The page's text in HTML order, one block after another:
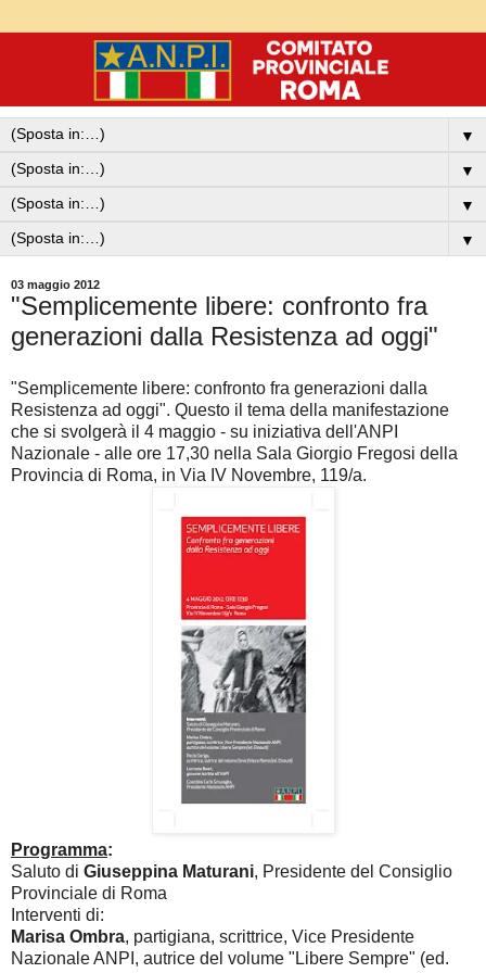
▼
▼
▼
▼
03 maggio 2012
"Semplicemente libere: confronto fra
generazioni dalla Resistenza ad oggi"
"Semplicemente libere: confronto fra generazioni dalla
Resistenza ad oggi". Questo il tema della manifestazione
che si svolgerà il 4 maggio - su iniziativa dell'ANPI
Nazionale - alle ore 17,30 nella Sala Giorgio Fregosi della
Provincia di Roma, in Via IV Novembre, 119/a.
Programma:
Saluto di Giuseppina Maturani, Presidente del Consiglio
Provinciale di Roma
Interventi di:
Marisa Ombra, partigiana, scrittrice, Vice Presidente
Nazionale ANPI, autrice del volume "Libere Sempre" (ed.